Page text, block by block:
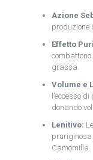
Azione
produzione
Effetto
grassa.
Volume e
l’eccesso
donando
Lenitivo:
Camomilla.